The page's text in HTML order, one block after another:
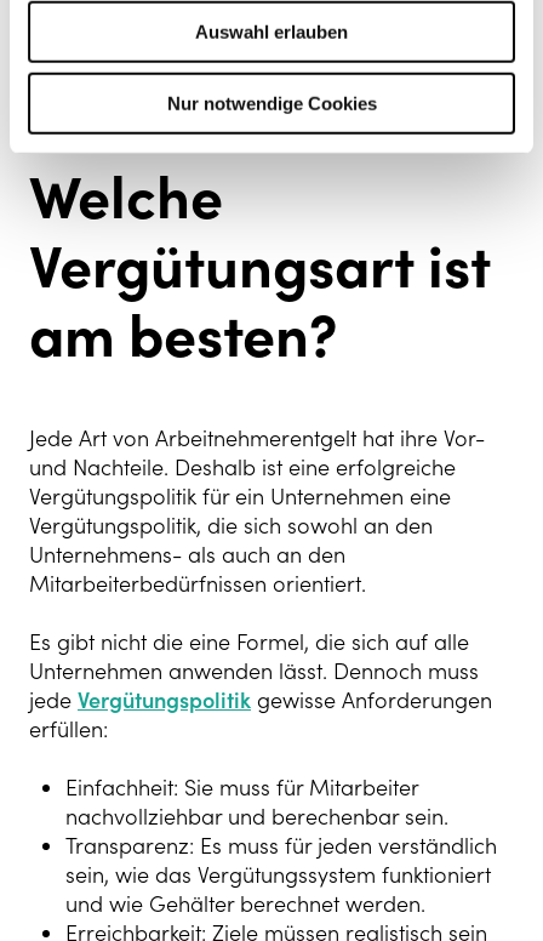
Auswahl erlauben
Nur notwendige Cookies
Welche
Vergütungsart ist
am besten?
Jede Art von Arbeitnehmerentgelt hat ihre Vor-
und Nachteile. Deshalb ist eine erfolgreiche
Vergütungspolitik für ein Unternehmen eine
Vergütungspolitik, die sich sowohl an den
Unternehmens- als auch an den
Mitarbeiterbedürfnissen orientiert.
Es gibt nicht die eine Formel, die sich auf alle
Unternehmen anwenden lässt. Dennoch muss
jede Vergütungspolitik gewisse Anforderungen
erfüllen:
Einfachheit: Sie muss für Mitarbeiter
nachvollziehbar und berechenbar sein.
Transparenz: Es muss für jeden verständlich
sein, wie das Vergütungssystem funktioniert
und wie Gehälter berechnet werden.
Erreichbarkeit: Ziele müssen realistisch sein